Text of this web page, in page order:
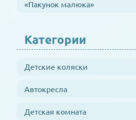
«Пакунок малюка»
Категории
Детские коляски
Автокресла
Детская комната